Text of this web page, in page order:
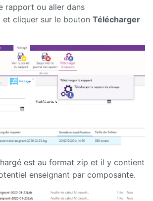
rapport ou aller dans
et cliquer sur le bouton Télécharger
est au format zip et il y contient
enseignant par composante.